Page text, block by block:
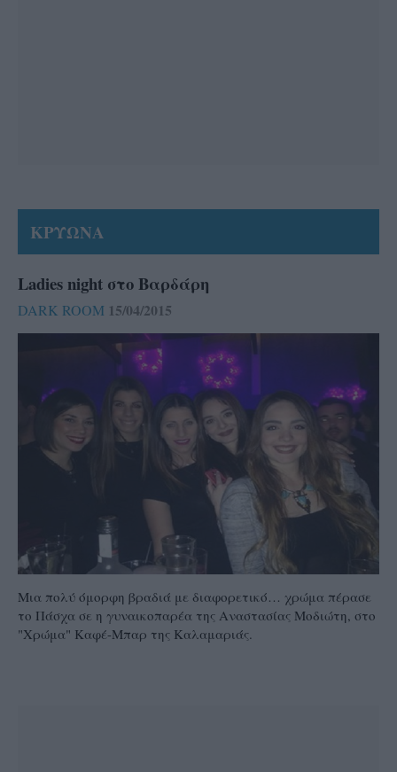
ΚΡΥΩΝΑ
Ladies night στο Βαρδάρη
DARK ROOM 15/04/2015
Μια πολύ όμορφη βραδιά με διαφορετικό… χρώμα πέρασε
το Πάσχα σε η γυναικοπαρέα της Αναστασίας Μοδιώτη, στο
"Χρώμα" Καφέ-Μπαρ της Καλαμαριάς.